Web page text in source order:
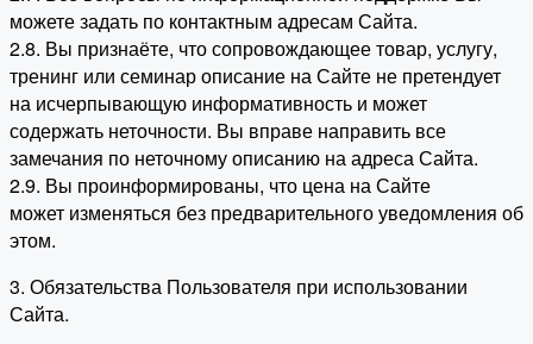
можете задать по контактным адресам Сайта.
2.8. Вы признаёте, что сопровождающее товар, услугу,
тренинг или семинар описание на Сайте не претендует
на исчерпывающую информативность и может
содержать неточности. Вы вправе направить все
замечания по неточному описанию на адреса Сайта.
2.9. Вы проинформированы, что цена на Сайте
может изменяться без предварительного уведомления об
этом.
3. Обязательства Пользователя при использовании
Сайта.